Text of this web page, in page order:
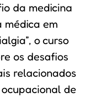
da medicina
em
o curso
os desafios
relacionados
de